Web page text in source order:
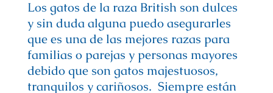
Los gatos de la raza British son dulces
y sin duda alguna puedo asegurarles
que es una de las mejores razas para
familias o parejas y personas mayores
debido que son gatos majestuosos,
tranquilos y cariñosos. Siempre están